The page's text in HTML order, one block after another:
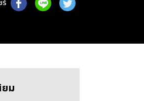
ร์
ม